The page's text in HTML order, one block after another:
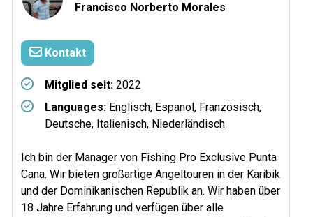
Francisco Norberto Morales
Kontakt
Mitglied seit: 2022
Languages: Englisch, Espanol, Französisch,
Deutsche, Italienisch, Niederländisch
Ich bin der Manager von Fishing Pro Exclusive Punta
Cana. Wir bieten großartige Angeltouren in der Karibik
und der Dominikanischen Republik an. Wir haben über
18 Jahre Erfahrung und verfügen über alle